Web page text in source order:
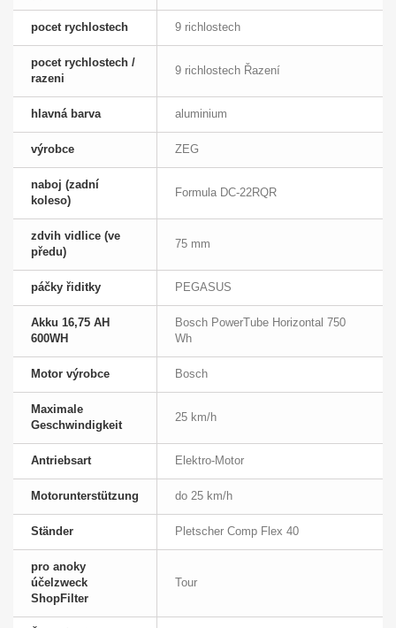
pocet rychlostech 9 richlostech
pocet rychlostech /
razeni
9 richlostech Řazení
hlavná barva aluminium
výrobce ZEG
naboj (zadní
koleso)
Formula DC-22RQR
zdvih vidlice (ve
předu)
75 mm
páčky řiditky PEGASUS
Akku 16,75 AH
600WH
Bosch PowerTube Horizontal 750
Wh
Motor výrobce Bosch
Maximale
Geschwindigkeit
25 km/h
Antriebsart Elektro-Motor
Motorunterstützung do 25 km/h
Ständer Pletscher Comp Flex 40
pro anoky
účelzweck
ShopFilter
Tour